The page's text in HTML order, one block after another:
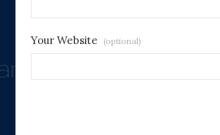
Your Website (optional)